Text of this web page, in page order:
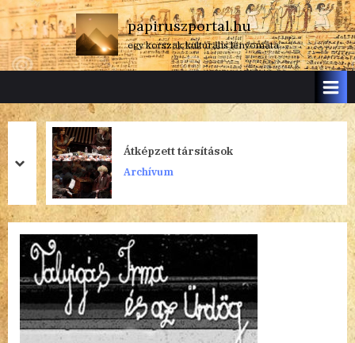
Skip
to
content
papiruszportal.hu
egy korszak kulturális lenyomata
Átképzett társítások
Archívum
prev
next